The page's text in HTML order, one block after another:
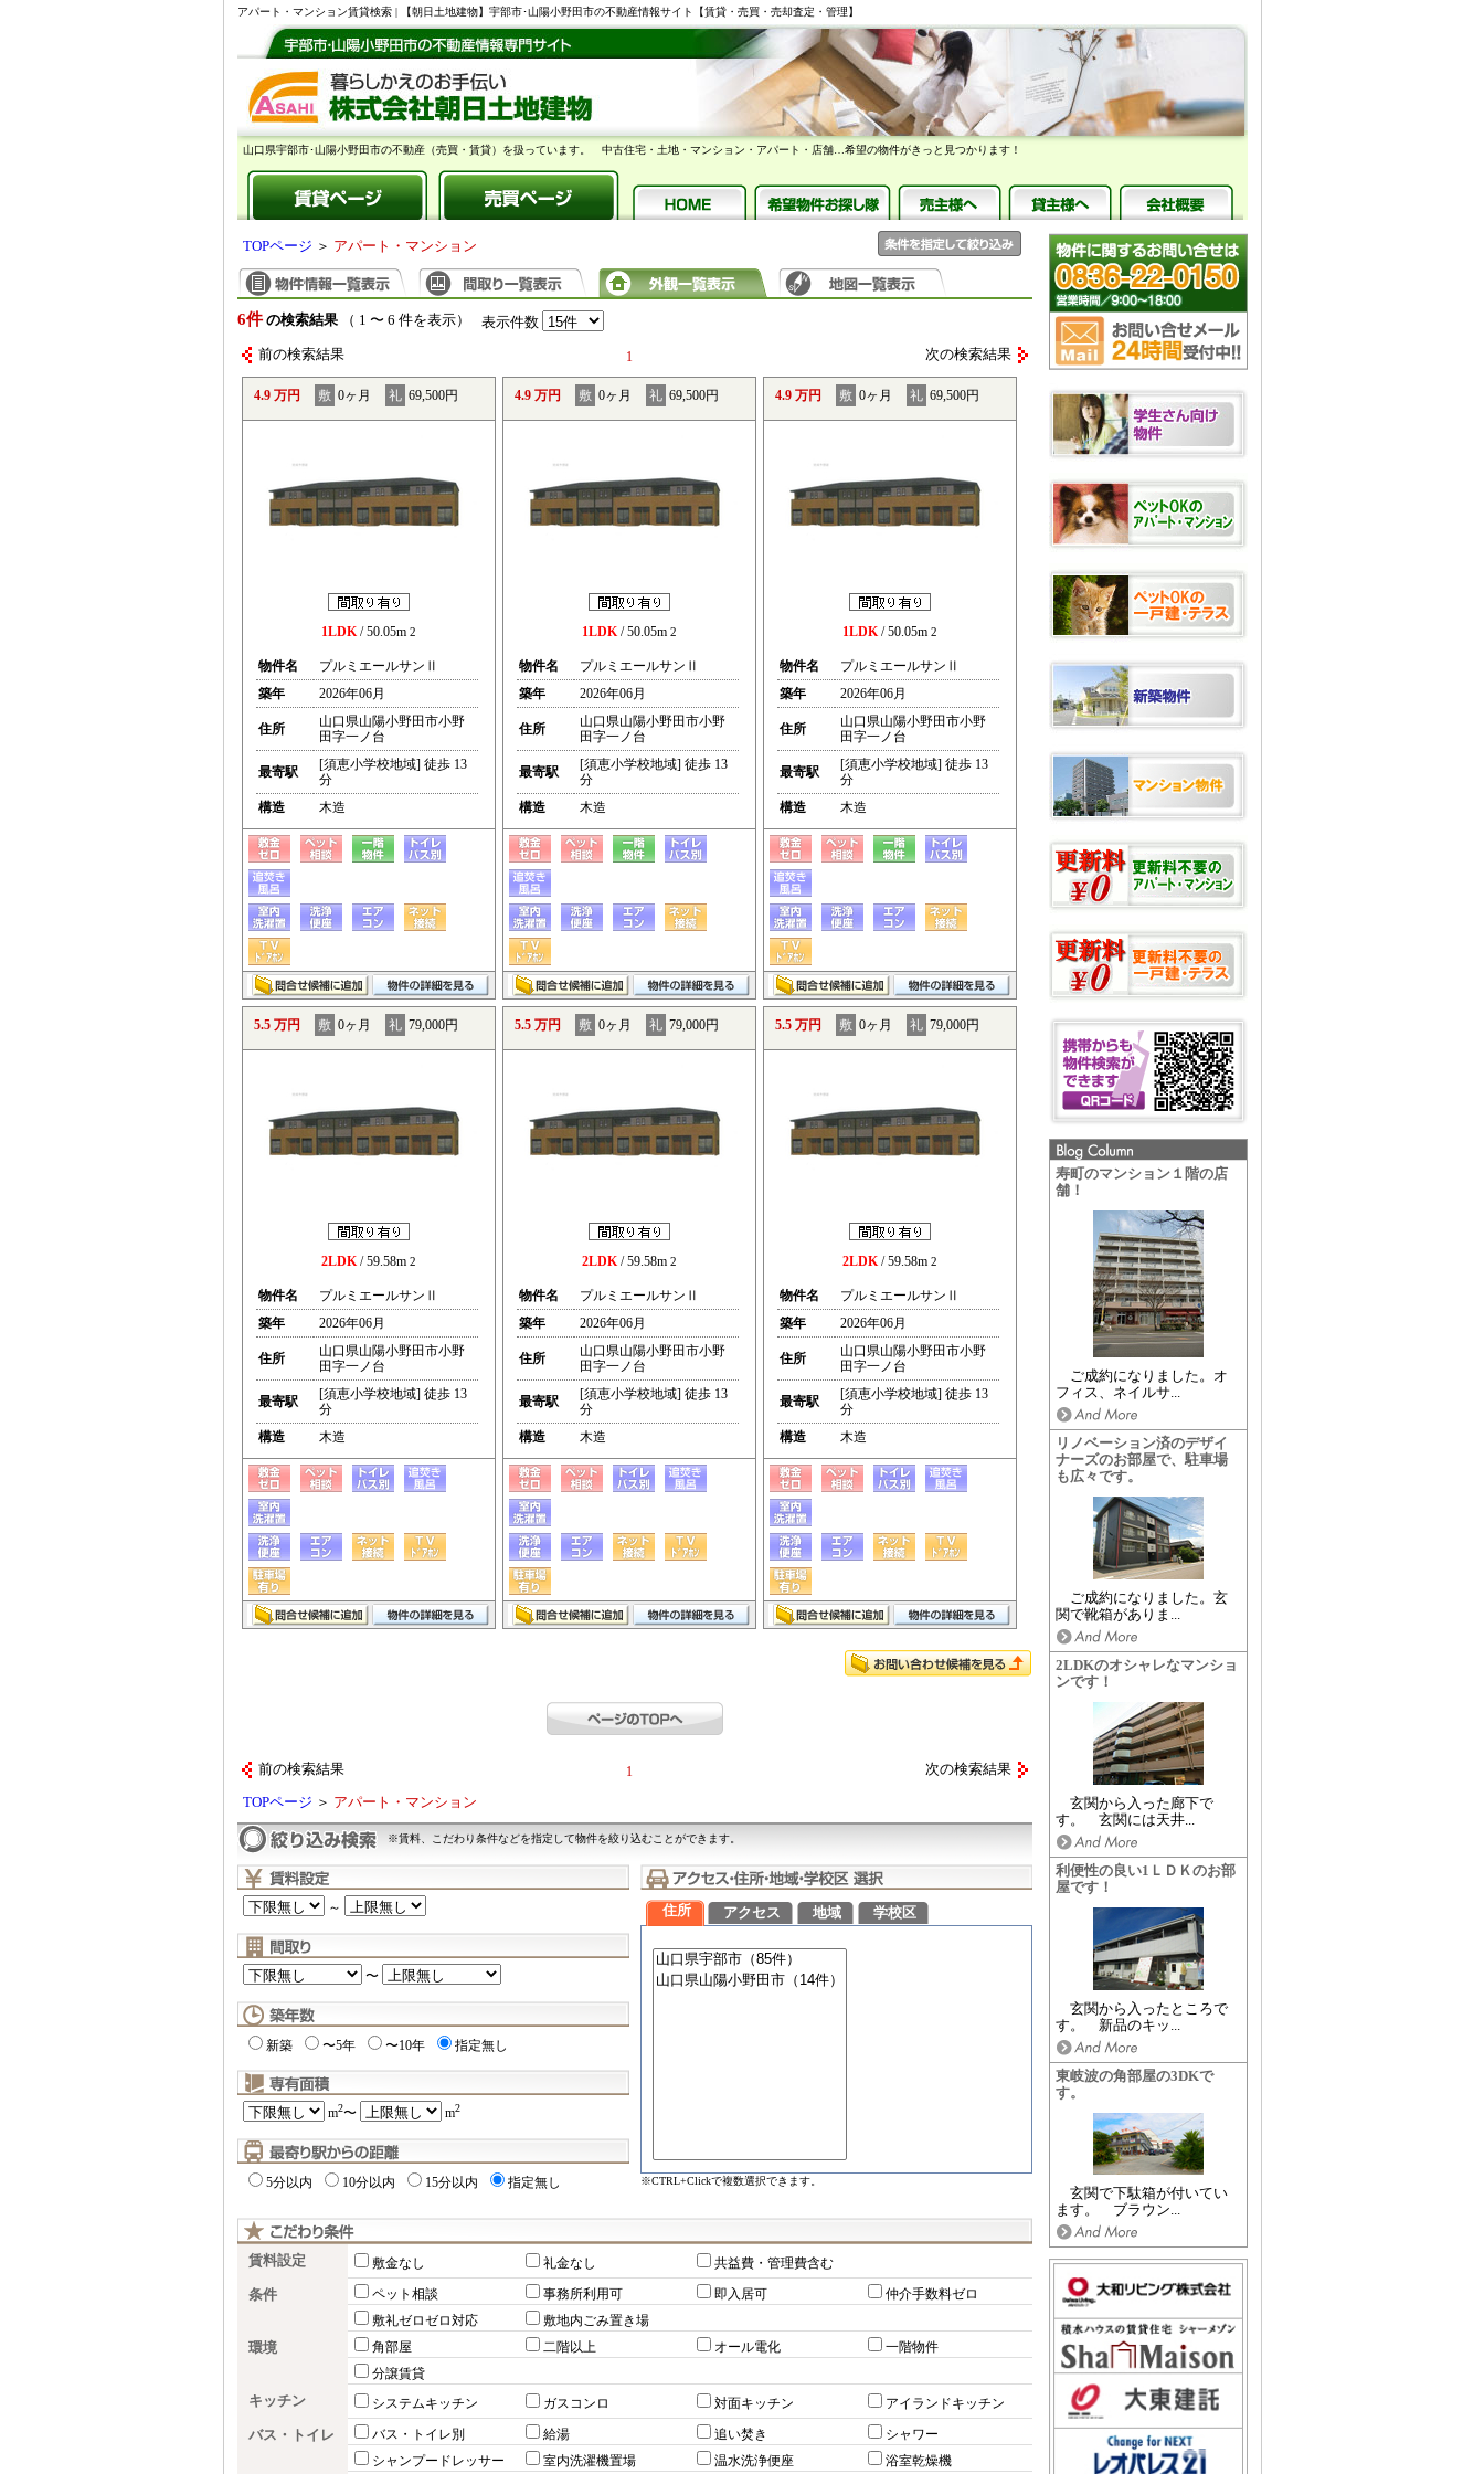
アパート・マンション賃貸検索 | 【朝日土地建物】宇部市･山陽小野田市の不動産情報サイト【賃貸・売買・売却査定・管理】
山口県宇部市･山陽小野田市の不動産（売買・賃貸）を扱っています。 中古住宅・土地・マンション・アパート・店舗…希望の物件がきっと見つかります！
寿町のマンション１階の店
舗！
ご成約になりました。オ
フィス、ネイルサ...
リノベーション済のデザイ
ナーズのお部屋で、駐車場
も広々です。
ご成約になりました。玄
関で靴箱がありま...
2LDKのオシャレなマンショ
ンです！
玄関から入った廊下で
す。 玄関には天井...
利便性の良い1ＬＤＫのお部
屋です！
玄関から入ったところで
す。 新品のキッ...
東岐波の角部屋の3DKで
す。
玄関で下駄箱が付いてい
ます。 ブラウン...
TOPページ ＞ アパート・マンション
6件 の検索結果（ 1 〜 6 件を表示） 表示件数
前の検索結果 1 次の検索結果
4.9 万円 敷 0ヶ月 礼 69,500円
1LDK/ 50.05m 2
物件名
プルミエールサンⅡ
築年
2026年06月
住所
山口県山陽小野田市小野
田字一ノ台
最寄駅
[須恵小学校地域] 徒歩 13
分
構造
木造
4.9 万円 敷 0ヶ月 礼 69,500円
1LDK/ 50.05m 2
物件名
プルミエールサンⅡ
築年
2026年06月
住所
山口県山陽小野田市小野
田字一ノ台
最寄駅
[須恵小学校地域] 徒歩 13
分
構造
木造
4.9 万円 敷 0ヶ月 礼 69,500円
1LDK/ 50.05m 2
物件名
プルミエールサンⅡ
築年
2026年06月
住所
山口県山陽小野田市小野
田字一ノ台
最寄駅
[須恵小学校地域] 徒歩 13
分
構造
木造
5.5 万円 敷 0ヶ月 礼 79,000円
2LDK/ 59.58m 2
物件名
プルミエールサンⅡ
築年
2026年06月
住所
山口県山陽小野田市小野
田字一ノ台
最寄駅
[須恵小学校地域] 徒歩 13
分
構造
木造
5.5 万円 敷 0ヶ月 礼 79,000円
2LDK/ 59.58m 2
物件名
プルミエールサンⅡ
築年
2026年06月
住所
山口県山陽小野田市小野
田字一ノ台
最寄駅
[須恵小学校地域] 徒歩 13
分
構造
木造
5.5 万円 敷 0ヶ月 礼 79,000円
2LDK/ 59.58m 2
物件名
プルミエールサンⅡ
築年
2026年06月
住所
山口県山陽小野田市小野
田字一ノ台
最寄駅
[須恵小学校地域] 徒歩 13
分
構造
木造
前の検索結果 1 次の検索結果
TOPページ ＞ アパート・マンション
※賃料、こだわり条件などを指定して物件を絞り込むことができます。
～
〜
新築 〜5年 〜10年 指定無し
m2〜 m2
5分以内 10分以内 15分以内 指定無し
住所 アクセス 地域 学校区
※CTRL+Clickで複数選択できます。
賃料設定 敷金なし 礼金なし 共益費・管理費含む
条件 ペット相談 事務所利用可 即入居可
仲介手数料ゼロ
敷礼ゼロゼロ対応
敷地内ごみ置き場
環境 角部屋 二階以上 オール電化
一階物件
分譲賃貸
キッチン システムキッチン ガスコンロ 対面キッチン アイランドキッチン
バス・トイレ バス・トイレ別 給湯 追い焚き
シャワー
シャンプードレッサー
室内洗濯機置場 温水洗浄便座 浴室乾燥機